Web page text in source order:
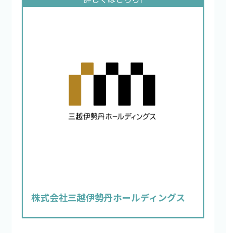
株式会社三越伊勢丹ホールディングス